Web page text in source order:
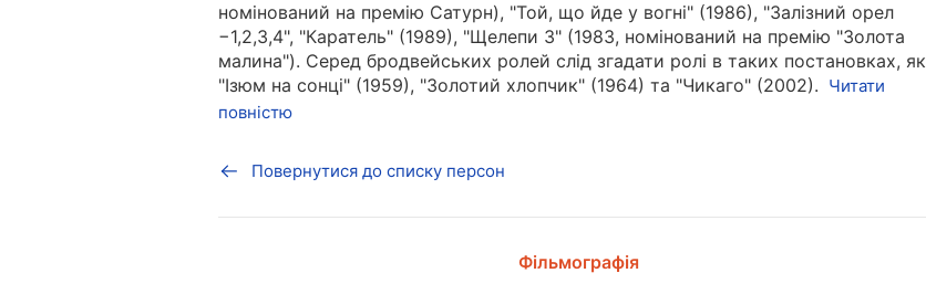
номінований на премію Сатурн), "Той, що йде у вогні" (1986), "Залізний орел
−1,2,3,4", "Каратель" (1989), "Щелепи 3" (1983, номінований на премію "Золота
малина"). Серед бродвейських ролей слід згадати ролі в таких постановках, як
"Ізюм на сонці" (1959), "Золотий хлопчик" (1964) та "Чикаго" (2002). Читати
повністю
Повернутися до списку персон
Фільмографія